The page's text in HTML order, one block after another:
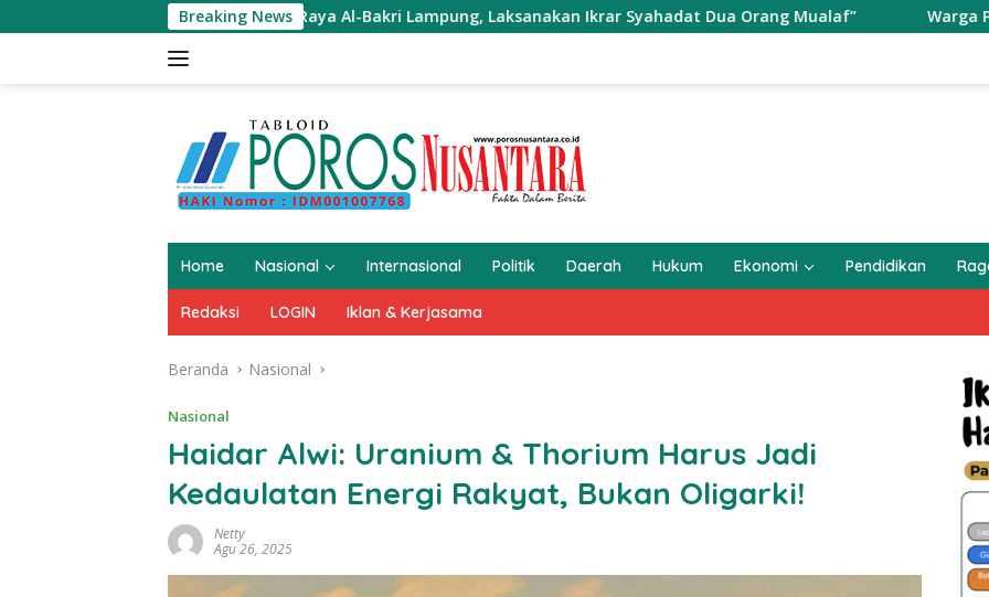
ke
Breaking News
Masjid Raya Al-Bakri Lampung, Laksanakan Ikrar Syahadat Dua Orang Mualaf” Warga Perum BSMI
Home Nasional Internasional Politik Daerah Hukum Ekonomi Pendidikan
Redaksi LOGIN Iklan & Kerjasama
Beranda Nasional
Nasional
Haidar Alwi: Uranium & Thorium Harus Jadi
Kedaulatan Energi Rakyat, Bukan Oligarki!
Netty
Agu 26, 2025